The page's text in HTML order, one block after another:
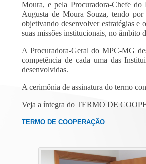
Moura, e pela Procuradora-Chefe
Augusta de Moura Souza, tendo por
objetivando desenvolver estratégias
suas missões institucionais, no âmbito
A Procuradora-Geral do MPC-MG
competência de cada uma das
desenvolvidas.
A cerimônia de assinatura do termo
Veja a íntegra do TERMO DE
TERMO DE COOPERAÇÃO